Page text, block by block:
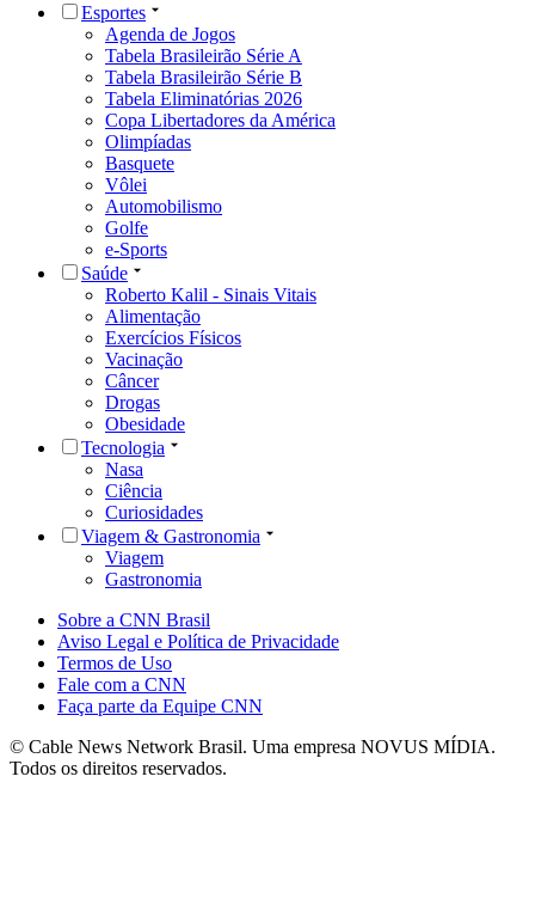
Esportes
Agenda de Jogos
Tabela Brasileirão Série A
Tabela Brasileirão Série B
Tabela Eliminatórias 2026
Copa Libertadores da América
Olimpíadas
Basquete
Vôlei
Automobilismo
Golfe
e-Sports
Saúde
Roberto Kalil - Sinais Vitais
Alimentação
Exercícios Físicos
Vacinação
Câncer
Drogas
Obesidade
Tecnologia
Nasa
Ciência
Curiosidades
Viagem & Gastronomia
Viagem
Gastronomia
Sobre a CNN Brasil
Aviso Legal e Política de Privacidade
Termos de Uso
Fale com a CNN
Faça parte da Equipe CNN
© Cable News Network Brasil. Uma empresa NOVUS MÍDIA.
Todos os direitos reservados.